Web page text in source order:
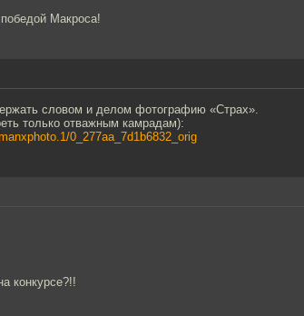
Макроса!
словом и делом фотографию «Страх».
только отважным камрадам):
0_277aa_7d1b6832_orig
конкурсе?!!